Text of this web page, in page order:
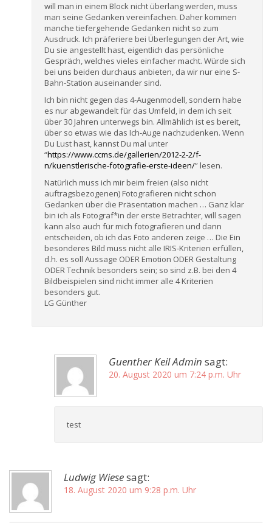
will man in einem Block nicht überlang werden, muss
man seine Gedanken vereinfachen. Daher kommen
manche tiefergehende Gedanken nicht so zum
Ausdruck. Ich präferiere bei Überlegungen der Art, wie
Du sie angestellt hast, eigentlich das persönliche
Gespräch, welches vieles einfacher macht. Würde sich
bei uns beiden durchaus anbieten, da wir nur eine S-
Bahn-Station auseinander sind.
Ich bin nicht gegen das 4-Augenmodell, sondern habe
es nur abgewandelt für das Umfeld, in dem ich seit
über 30 Jahren unterwegs bin. Allmählich ist es bereit,
über so etwas wie das Ich-Auge nachzudenken. Wenn
Du Lust hast, kannst Du mal unter
“https://www.ccms.de/gallerien/2012-2-2/f-
n/kuenstlerische-fotografie-erste-ideen/” lesen.
Natürlich muss ich mir beim freien (also nicht
auftragsbezogenen) Fotografieren nicht schon
Gedanken über die Präsentation machen … Ganz klar
bin ich als Fotograf*in der erste Betrachter, will sagen
kann also auch für mich fotografieren und dann
entscheiden, ob ich das Foto anderen zeige … Die Ein
besonderes Bild muss nicht alle IRIS-Kriterien erfüllen,
d.h. es soll Aussage ODER Emotion ODER Gestaltung
ODER Technik besonders sein; so sind z.B. bei den 4
Bildbeispielen sind nicht immer alle 4 Kriterien
besonders gut.
LG Günther
Guenther Keil Admin sagt:
20. August 2020 um 7:24 p.m. Uhr
test
Ludwig Wiesesagt:
18. August 2020 um 9:28 p.m. Uhr